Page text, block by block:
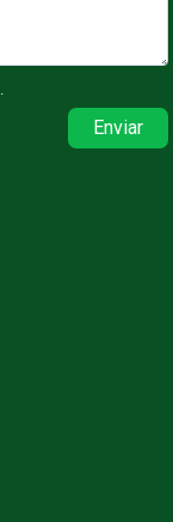
Enviar